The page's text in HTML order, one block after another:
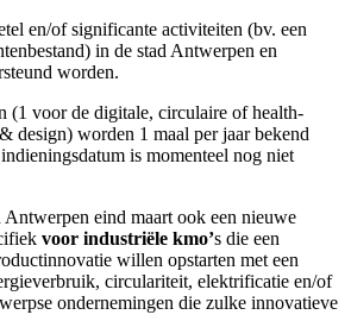
en/of significante activiteiten (bv. een
in de stad Antwerpen en
worden.
(1 voor de digitale, circulaire of health-
design) worden 1 maal per jaar bekend
is momenteel nog niet
Antwerpen eind maart ook een nieuwe
voor industriële kmo’s die een
willen opstarten met een
circulariteit, elektrificatie en/of
ondernemingen die zulke innovatieve